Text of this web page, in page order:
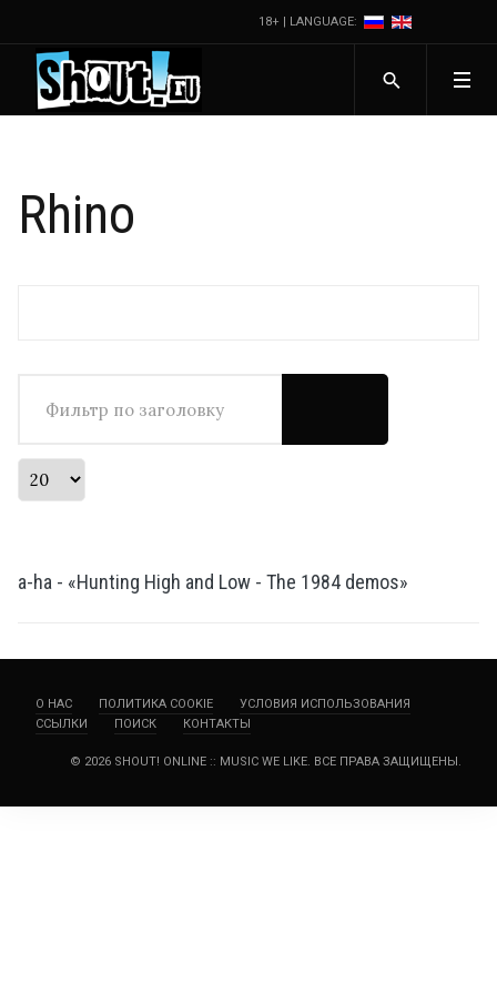
18+ | LANGUAGE:
Rhino
Кол-во строк:
a-ha - «Hunting High and Low - The 1984 demos»
О НАС ПОЛИТИКА COOKIE
УСЛОВИЯ ИСПОЛЬЗОВАНИЯ
ССЫЛКИ
ПОИСК КОНТАКТЫ
© 2026 SHOUT! ONLINE :: MUSIC WE LIKE. ВСЕ ПРАВА ЗАЩИЩЕНЫ.